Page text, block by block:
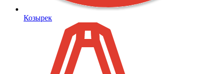
Козырек